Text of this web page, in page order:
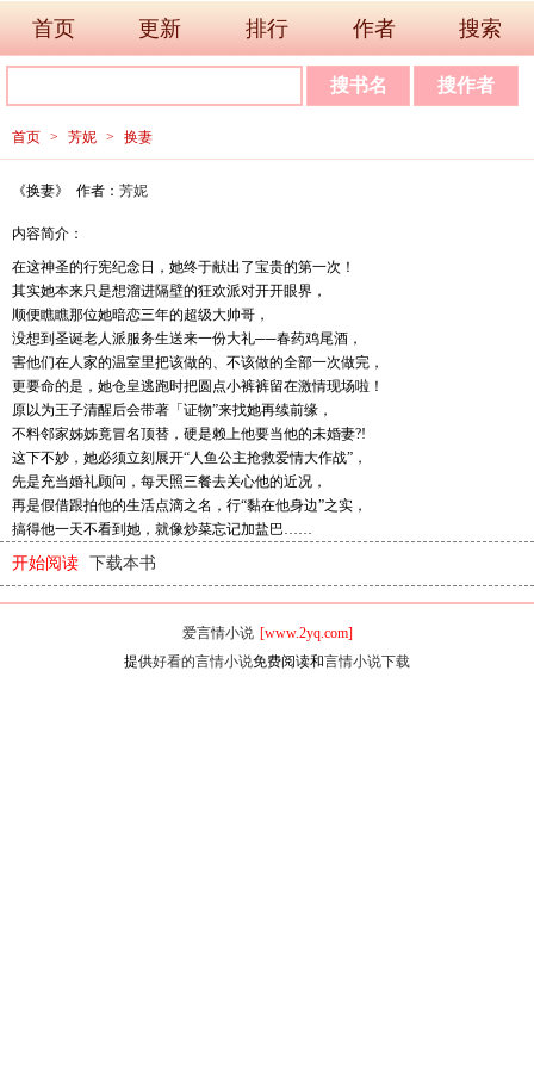
首页 更新 排行 作者 搜索
首页 > 芳妮 > 换妻
《换妻》 作者： 芳妮
内容简介：
在这神圣的行宪纪念日，她终于献出了宝贵的第一次！
其实她本来只是想溜进隔壁的狂欢派对开开眼界，
顺便瞧瞧那位她暗恋三年的超级大帅哥，
没想到圣诞老人派服务生送来一份大礼──春药鸡尾酒，
害他们在人家的温室里把该做的、不该做的全部一次做完，
更要命的是，她仓皇逃跑时把圆点小裤裤留在激情现场啦！
原以为王子清醒后会带著「证物”来找她再续前缘，
不料邻家姊姊竟冒名顶替，硬是赖上他要当他的未婚妻?!
这下不妙，她必须立刻展开“人鱼公主抢救爱情大作战”，
先是充当婚礼顾问，每天照三餐去关心他的近况，
再是假借跟拍他的生活点滴之名，行“黏在他身边”之实，
搞得他一天不看到她，就像炒菜忘记加盐巴……
开始阅读 下载本书
爱言情小说 [www.2yq.com]
提供好看的言情小说免费阅读和言情小说下载